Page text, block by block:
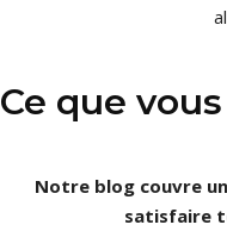
Ce que
Notre blog couvre
satisfaire